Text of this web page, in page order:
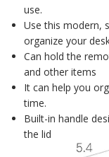
use.
Use this modern,
organize your
Can hold the
and other items
It can help you
time.
Built-in handle
the lid